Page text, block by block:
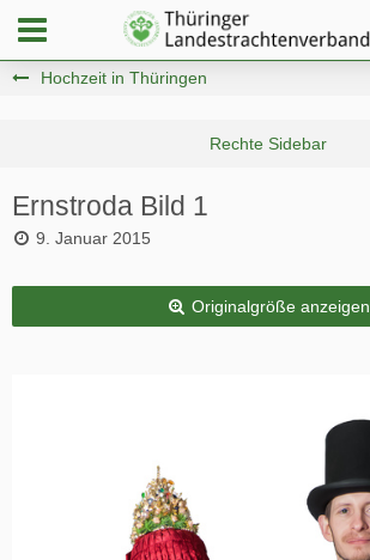
Hochzeit in Thüringen
Ernstroda Bild 1
9. Januar 2015
Originalgröße anzeigen